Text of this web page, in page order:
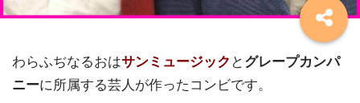
わらふぢなるおはサンミュージック と グレープカンパ
ニーに所属する芸人が作ったコンビです。